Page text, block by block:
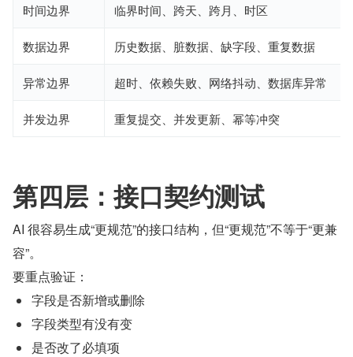
时间边界 临界时间、跨天、跨月、时区
数据边界 历史数据、脏数据、缺字段、重复数据
异常边界 超时、依赖失败、网络抖动、数据库异常
并发边界 重复提交、并发更新、幂等冲突
第四层：接口契约测试
AI 很容易生成“更规范”的接口结构，但“更规范”不等于“更兼
容”。
要重点验证：
字段是否新增或删除
字段类型有没有变
是否改了必填项